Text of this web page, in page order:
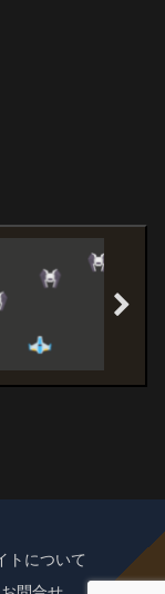
トについて